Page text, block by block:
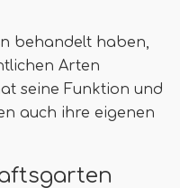
behandelt haben,
Arten
seine Funktion und
auch ihre eigenen